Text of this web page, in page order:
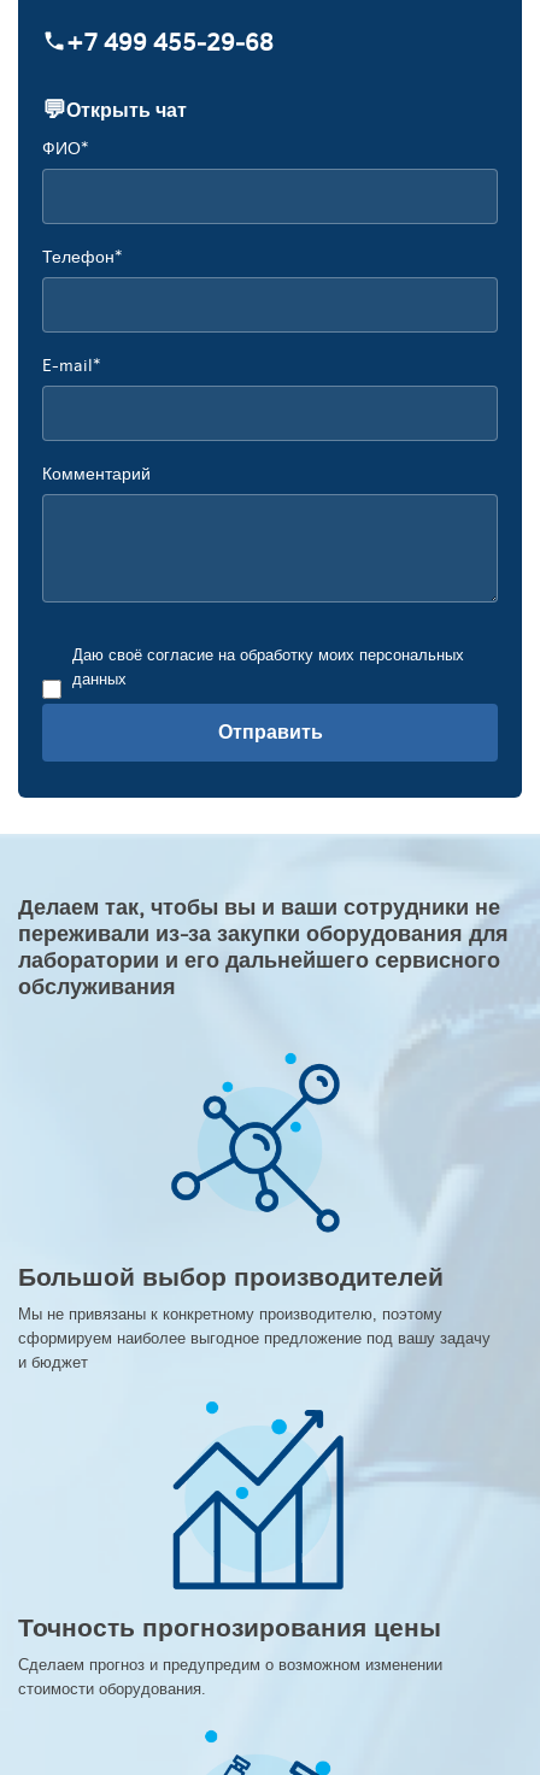
+7 499 455‑29‑68
💬Открыть чат
ФИО*
Телефон*
E-mail*
Комментарий
Даю своё согласие на обработку моих персональных
данных
Отправить
Делаем так, чтобы вы и ваши сотрудники не
переживали из-за закупки оборудования для
лаборатории и его дальнейшего сервисного
обслуживания
Большой выбор производителей
Мы не привязаны к конкретному производителю, поэтому
сформируем наиболее выгодное предложение под вашу задачу
и бюджет
Точность прогнозирования цены
Сделаем прогноз и предупредим о возможном изменении
стоимости оборудования.